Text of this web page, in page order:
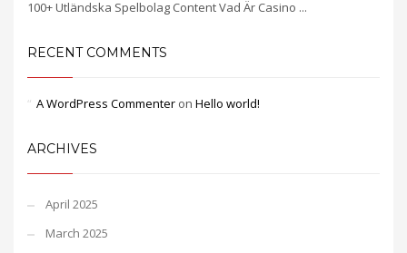
100+ Utländska Spelbolag Content Vad Är Casino ...
RECENT COMMENTS
A WordPress Commenter on Hello world!
ARCHIVES
April 2025
March 2025